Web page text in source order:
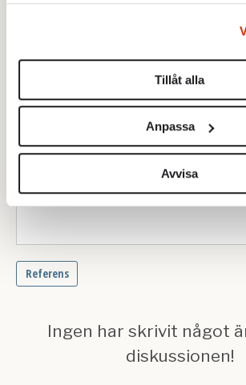
Du kan ändra eller dra tillbaka ditt
helst från cookie-förklaringen.
Vi använder enhetsidentifierare för att
för sociala medier och analysera vår
vidarebefordrar även sådana
information från din enhet till de sociala
annons- och analysföretag som vi
Dessa kan i sin tur kombinera
samlat in när du har använt deras
Om du vill läsa mer om hur vi hanterar
kan du göra det
Tillåt alla
Anpassa
Avvisa